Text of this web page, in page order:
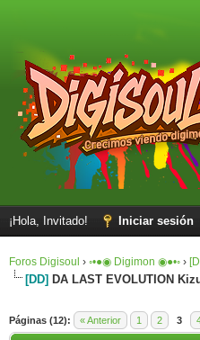
¡Hola, Invitado! Iniciar sesión
Foros Digisoul › ◦•●◉ Digimon ◉●•◦ ›
[DD] DA LAST EVOLUTION
Páginas (12): « Anterior 1 2 3